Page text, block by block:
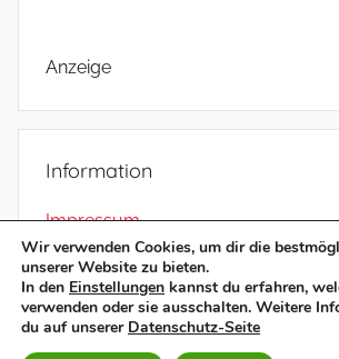
Anzeige
Information
Impressum
Datenschutz
Wir verwenden Cookies, um dir die
unserer Website zu bieten.
In den Einstellungen kannst du erfahren,
verwenden oder sie ausschalten. Weitere
du auf unserer Datenschutz-Seite